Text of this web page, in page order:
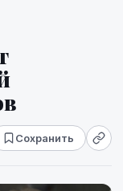
Сохранить